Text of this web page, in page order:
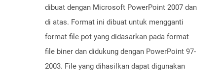
dibuat dengan Microsoft PowerPoint 2007 dan
di atas. Format ini dibuat untuk mengganti
format file pot yang didasarkan pada format
file biner dan didukung dengan PowerPoint 97-
2003. File yang dihasilkan dapat digunakan